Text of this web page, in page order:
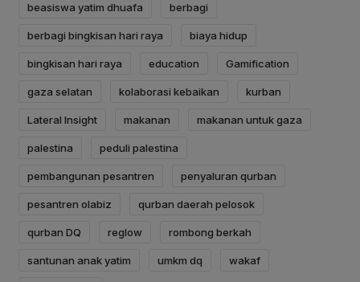
beasiswa yatim dhuafa berbagi
berbagi bingkisan hari raya biaya hidup
bingkisan hari raya education Gamification
gaza selatan kolaborasi kebaikan kurban
Lateral Insight makanan makanan untuk gaza
palestina peduli palestina
pembangunan pesantren penyaluran qurban
pesantren olabiz qurban daerah pelosok
qurban DQ reglow rombong berkah
santunan anak yatim umkm dq wakaf